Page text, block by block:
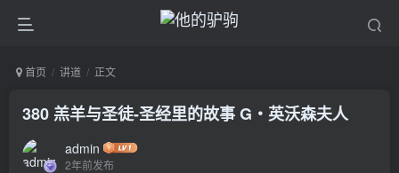
首页 讲道 正文
380 羔羊与圣徒-圣经里的故事 G‧英沃森夫人
admin
2年前发布